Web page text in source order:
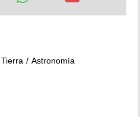
Tierra Astronomía